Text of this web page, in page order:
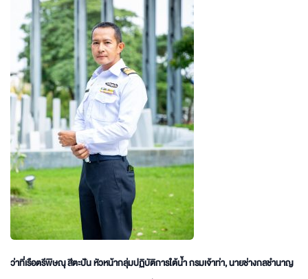
ว่าที่เรือตรีพิษณุ สีตะปัน หัวหน้ากลุ่มปฏิบัติการใต้น้ำ กรมเจ้าท่า, นายช่างกลชำนาญ